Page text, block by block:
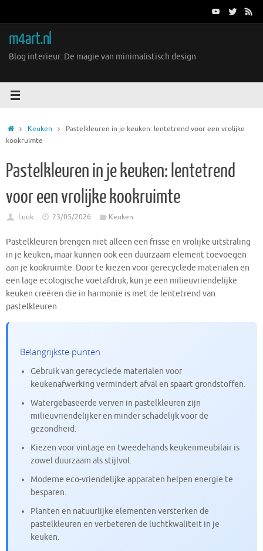
inhoud
m4art.nl
Blog interieur: De magie van minimalistisch design
HomeKeuken
Pastelkleuren in je keuken: lentetrend voor een vrolijke
kookruimte
Pastelkleuren in je keuken: lentetrend
voor een vrolijke kookruimte
Luuk 23/05/2026 Keuken
Pastelkleuren brengen niet alleen een frisse en vrolijke uitstraling
in je keuken, maar kunnen ook een duurzaam element toevoegen
aan je kookruimte. Door te kiezen voor gerecyclede materialen en
een lage ecologische voetafdruk, kun je een milieuvriendelijke
keuken creëren die in harmonie is met de lentetrend van
pastelkleuren.
Belangrijkste punten
Gebruik van gerecyclede materialen voor
keukenafwerking vermindert afval en spaart grondstoffen.
Watergebaseerde verven in pastelkleuren zijn
milieuvriendelijker en minder schadelijk voor de
gezondheid.
Kiezen voor vintage en tweedehands keukenmeubilair is
zowel duurzaam als stijlvol.
Moderne eco-vriendelijke apparaten helpen energie te
besparen.
Planten en natuurlijke elementen versterken de
pastelkleuren en verbeteren de luchtkwaliteit in je
keuken.